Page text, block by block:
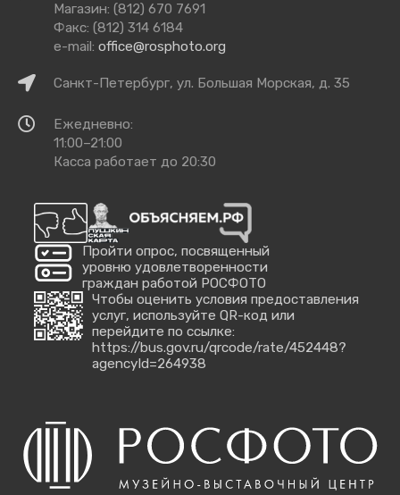
нами
Магазин: (812) 670 7691
Факс: (812) 314 6184
e-mail: office@rosphoto.org
КакСанкт-Петербург, ул. Большая Морская, д. 35
Время
работы
Ежедневно:
11:00–21:00
Касса работает до 20:30
Пройти опрос, посвященный
уровню удовлетворенности
граждан работой РОСФОТО
Чтобы оценить условия предоставления
услуг, используйте QR-код или
перейдите по ссылке:
https://bus.gov.ru/qrcode/rate/452448?
agencyId=264938